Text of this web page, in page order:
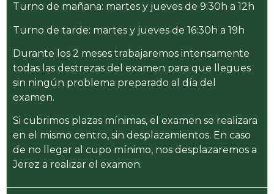
Turno de mañana: martes y jueves de 9:30h a 12h
Turno de tarde: martes y jueves de 16:30h a 19h
Durante los 2 meses trabajaremos intensamente
todas las destrezas del examen para que llegues
sin ningún problema preparado al día del
examen.
Si cubrimos plazas mínimas, el examen se realizara
en el mismo centro, sin desplazamientos. En caso
de no llegar al cupo mínimo, nos desplazaremos a
Jerez a realizar el examen.